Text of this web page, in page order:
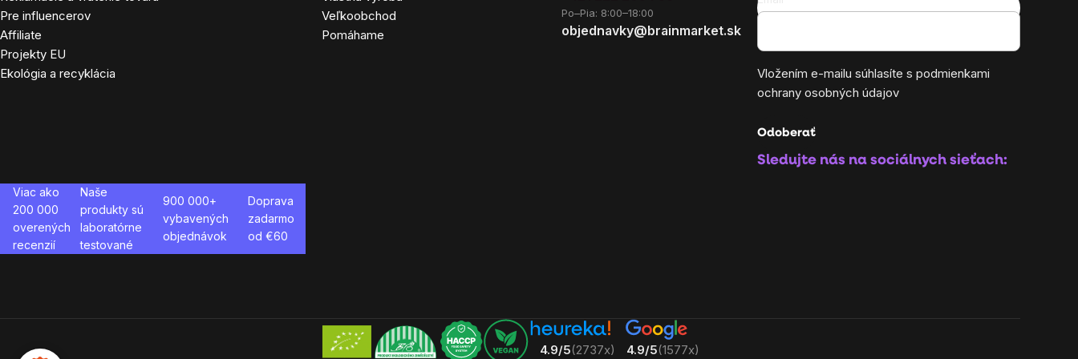
Pre influencerov
Affiliate
Projekty EU
Ekológia a recyklácia
Veľkoobchod
Pomáhame
Po–Pia: 8:00–18:00
objednavky@brainmarket.sk
Vložením e-mailu súhlasíte s podmienkami
ochrany osobných údajov
Odoberať
Sledujte nás na sociálnych sieťach:
Viac ako
200 000
overených
recenzií
Naše
produkty sú
laboratórne
testované
900 000+
vybavených
objednávok
Doprava
zadarmo
od €60
4.9/5(2737x) 4.9/5(1577x)